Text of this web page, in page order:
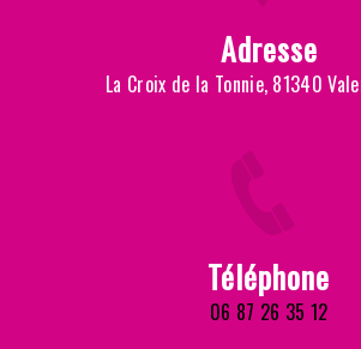
Adresse
La Croix de la Tonnie, 81340
Téléphone
06 87 26 35 12